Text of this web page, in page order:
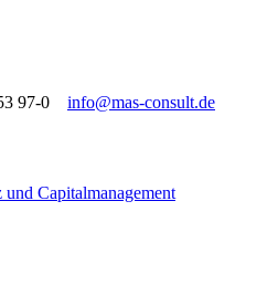
97-0 info@mas-consult.de